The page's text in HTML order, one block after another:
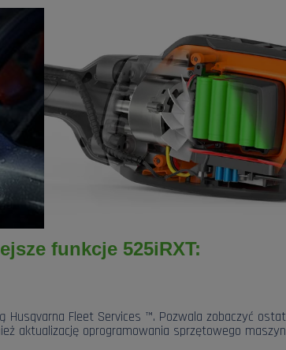
funkcje 525iRXT:
Fleet Services ™. Pozwala zobaczyć
oprogramowania sprzętowego